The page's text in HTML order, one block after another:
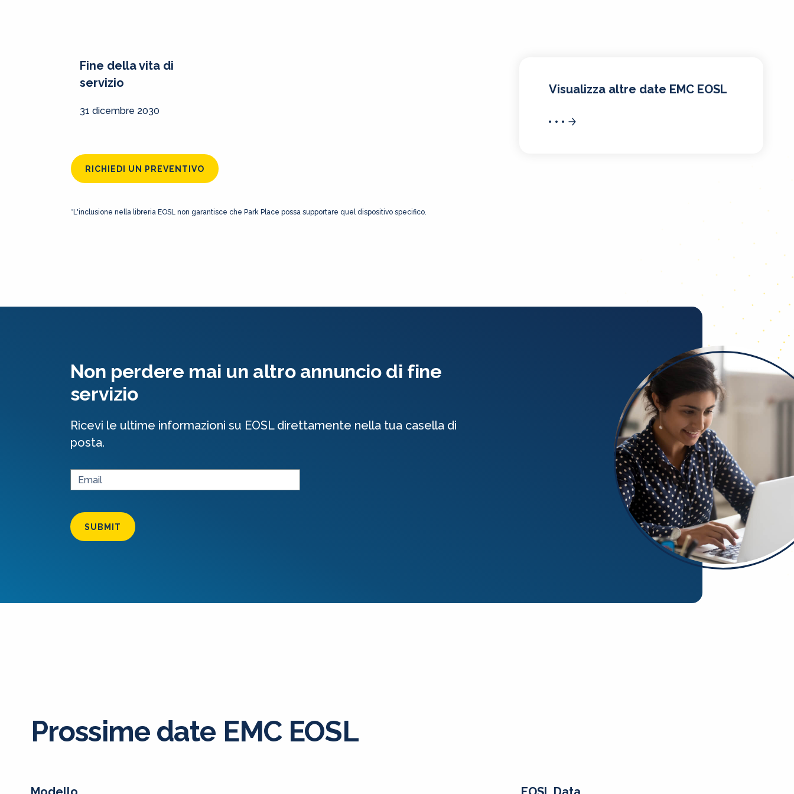
Fine della vita di
servizio
31 dicembre 2030
RICHIEDI UN PREVENTIVO
*L'inclusione nella libreria EOSL non garantisce che Park Place possa supportare quel dispositivo specifico.
Visualizza altre date EMC EOSL
Non perdere mai un altro annuncio di fine
servizio
Ricevi le ultime informazioni su EOSL direttamente nella tua casella di
posta.
SUBMIT
Prossime date EMC EOSL